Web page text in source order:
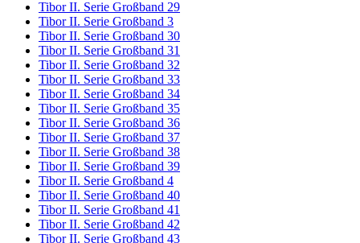
Tibor II. Serie Großband 29
Tibor II. Serie Großband 3
Tibor II. Serie Großband 30
Tibor II. Serie Großband 31
Tibor II. Serie Großband 32
Tibor II. Serie Großband 33
Tibor II. Serie Großband 34
Tibor II. Serie Großband 35
Tibor II. Serie Großband 36
Tibor II. Serie Großband 37
Tibor II. Serie Großband 38
Tibor II. Serie Großband 39
Tibor II. Serie Großband 4
Tibor II. Serie Großband 40
Tibor II. Serie Großband 41
Tibor II. Serie Großband 42
Tibor II. Serie Großband 43